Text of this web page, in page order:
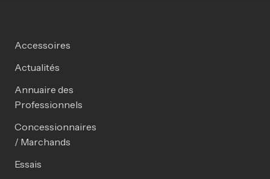
Accessoires
Actualités
Annuaire des
Professionnels
Concessionnaires
/ Marchands
Essais